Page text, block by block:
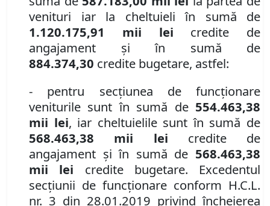
venituri iar la cheltuieli în sumă de
1.120.175,91 mii lei credite de
angajament şi în sumă de
884.374,30 credite bugetare, astfel:
- pentru secţiunea de funcţionare
veniturile sunt în sumă de 554.463,38
mii lei, iar cheltuielile sunt în sumă de
568.463,38 mii lei credite de
angajament şi în sumă de 568.463,38
mii lei credite bugetare. Excedentul
secţiunii de funcţionare conform H.C.L.
nr. 3 din 28.01.2019 privind încheierea